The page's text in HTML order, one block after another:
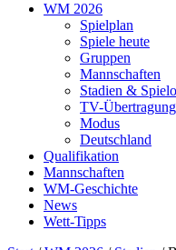
WM 2026
Spielplan
Spiele heute
Gruppen
Mannschaften
Stadien &
TV-Übertragung
Modus
Deutschland
Qualifikation
Mannschaften
WM-Geschichte
News
Wett-Tipps